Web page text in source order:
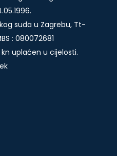
suda u Zagrebu, Tt-
: 080072681
uplaćen u cijelosti.